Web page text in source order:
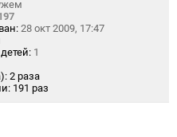
28 окт 2009, 17:47
1
2 раза
191 раз